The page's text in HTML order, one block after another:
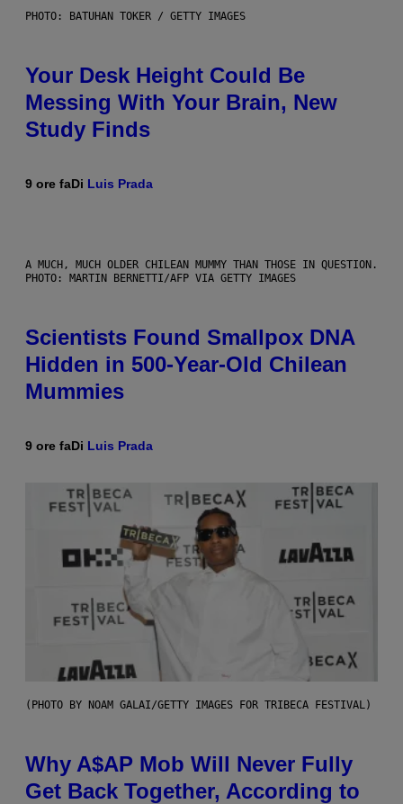
PHOTO: BATUHAN TOKER / GETTY IMAGES
Your Desk Height Could Be
Messing With Your Brain, New
Study Finds
9 ore faDi Luis Prada
A MUCH, MUCH OLDER CHILEAN MUMMY THAN THOSE IN QUESTION.
PHOTO: MARTIN BERNETTI/AFP VIA GETTY IMAGES
Scientists Found Smallpox DNA
Hidden in 500-Year-Old Chilean
Mummies
9 ore faDi Luis Prada
(PHOTO BY NOAM GALAI/GETTY IMAGES FOR TRIBECA FESTIVAL)
Why A$AP Mob Will Never Fully
Get Back Together, According to